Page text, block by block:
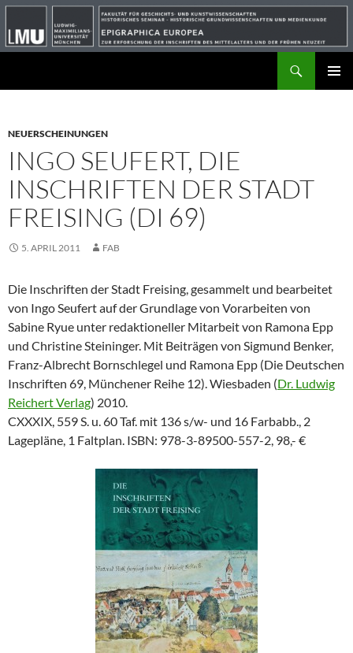
NEUERSCHEINUNGEN
INGO SEUFERT, DIE
INSCHRIFTEN DER STADT
FREISING (DI 69)
5. APRIL 2011 FAB
Die Inschriften der Stadt Freising, gesammelt und bearbeitet
von Ingo Seufert auf der Grundlage von Vorarbeiten von
Sabine Ryue unter redaktioneller Mitarbeit von Ramona Epp
und Christine Steininger. Mit Beiträgen von Sigmund Benker,
Franz-Albrecht Bornschlegel und Ramona Epp (Die Deutschen
Inschriften 69, Münchener Reihe 12). Wiesbaden (Dr. Ludwig
Reichert Verlag) 2010.
CXXXIX, 559 S. u. 60 Taf. mit 136 s/w- und 16 Farbabb., 2
Lagepläne, 1 Faltplan. ISBN: 978-3-89500-557-2, 98,- €